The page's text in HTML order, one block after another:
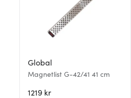
Global
Magnetlist G-42/41 41 cm
1219 kr